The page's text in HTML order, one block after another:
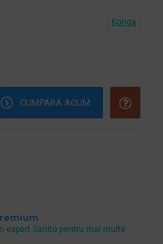
Konga
CUMPARA ACUM
expert Sanito pentru mai multe